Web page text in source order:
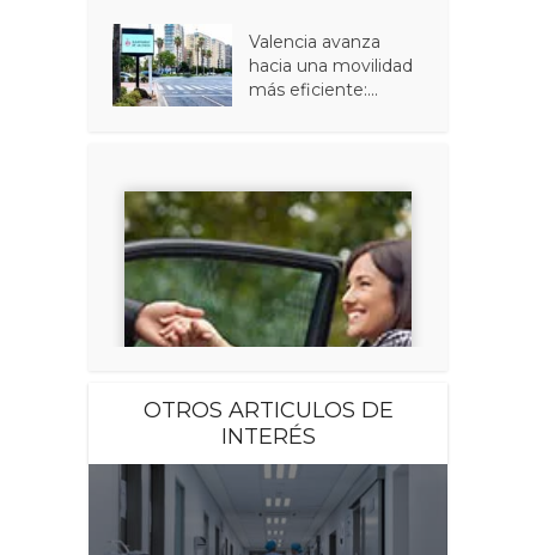
Valencia avanza
hacia una movilidad
más eficiente:...
OTROS ARTICULOS DE
INTERÉS